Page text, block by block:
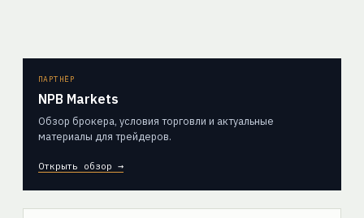
ПАРТНЁР
NPB Markets
Обзор брокера, условия торговли и актуальные
материалы для трейдеров.
Открыть обзор →